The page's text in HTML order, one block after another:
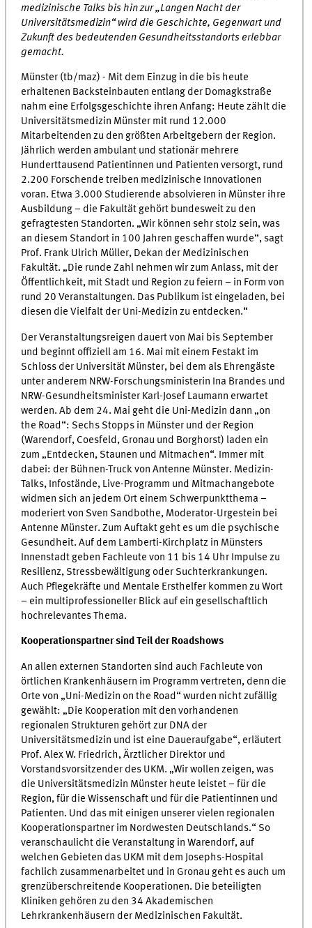
medizinische Talks bis hin zur „Langen Nacht der
Universitätsmedizin“ wird die Geschichte, Gegenwart und
Zukunft des bedeutenden Gesundheitsstandorts erlebbar
gemacht.
Münster (tb/maz) - Mit dem Einzug in die bis heute
erhaltenen Backsteinbauten entlang der Domagkstraße
nahm eine Erfolgsgeschichte ihren Anfang: Heute zählt die
Universitätsmedizin Münster mit rund 12.000
Mitarbeitenden zu den größten Arbeitgebern der Region.
Jährlich werden ambulant und stationär mehrere
Hunderttausend Patientinnen und Patienten versorgt, rund
2.200 Forschende treiben medizinische Innovationen
voran. Etwa 3.000 Studierende absolvieren in Münster ihre
Ausbildung – die Fakultät gehört bundesweit zu den
gefragtesten Standorten. „Wir können sehr stolz sein, was
an diesem Standort in 100 Jahren geschaffen wurde“, sagt
Prof. Frank Ulrich Müller, Dekan der Medizinischen
Fakultät. „Die runde Zahl nehmen wir zum Anlass, mit der
Öffentlichkeit, mit Stadt und Region zu feiern – in Form von
rund 20 Veranstaltungen. Das Publikum ist eingeladen, bei
diesen die Vielfalt der Uni-Medizin zu entdecken.“
Der Veranstaltungsreigen dauert von Mai bis September
und beginnt offiziell am 16. Mai mit einem Festakt im
Schloss der Universität Münster, bei dem als Ehrengäste
unter anderem NRW-Forschungsministerin Ina Brandes und
NRW-Gesundheitsminister Karl-Josef Laumann erwartet
werden. Ab dem 24. Mai geht die Uni-Medizin dann „on
the Road“: Sechs Stopps in Münster und der Region
(Warendorf, Coesfeld, Gronau und Borghorst) laden ein
zum „Entdecken, Staunen und Mitmachen“. Immer mit
dabei: der Bühnen-Truck von Antenne Münster. Medizin-
Talks, Infostände, Live-Programm und Mitmachangebote
widmen sich an jedem Ort einem Schwerpunktthema –
moderiert von Sven Sandbothe, Moderator-Urgestein bei
Antenne Münster. Zum Auftakt geht es um die psychische
Gesundheit. Auf dem Lamberti-Kirchplatz in Münsters
Innenstadt geben Fachleute von 11 bis 14 Uhr Impulse zu
Resilienz, Stressbewältigung oder Suchterkrankungen.
Auch Pflegekräfte und Mentale Ersthelfer kommen zu Wort
– ein multiprofessioneller Blick auf ein gesellschaftlich
hochrelevantes Thema.
Kooperationspartner sind Teil der Roadshows
An allen externen Standorten sind auch Fachleute von
örtlichen Krankenhäusern im Programm vertreten, denn die
Orte von „Uni-Medizin on the Road“ wurden nicht zufällig
gewählt: „Die Kooperation mit den vorhandenen
regionalen Strukturen gehört zur DNA der
Universitätsmedizin und ist eine Daueraufgabe“, erläutert
Prof. Alex W. Friedrich, Ärztlicher Direktor und
Vorstandsvorsitzender des UKM. „Wir wollen zeigen, was
die Universitätsmedizin Münster heute leistet – für die
Region, für die Wissenschaft und für die Patientinnen und
Patienten. Und das mit einigen unserer vielen regionalen
Kooperationspartner im Nordwesten Deutschlands.“ So
veranschaulicht die Veranstaltung in Warendorf, auf
welchen Gebieten das UKM mit dem Josephs-Hospital
fachlich zusammenarbeitet und in Gronau geht es auch um
grenzüberschreitende Kooperationen. Die beteiligten
Kliniken gehören zu den 34 Akademischen
Lehrkrankenhäusern der Medizinischen Fakultät.